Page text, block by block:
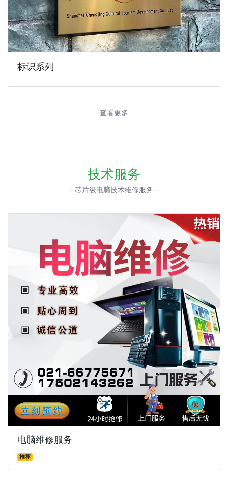
标识系列
查看更多
技术服务
- 芯片级电脑技术维修服务 -
电脑维修服务
推荐